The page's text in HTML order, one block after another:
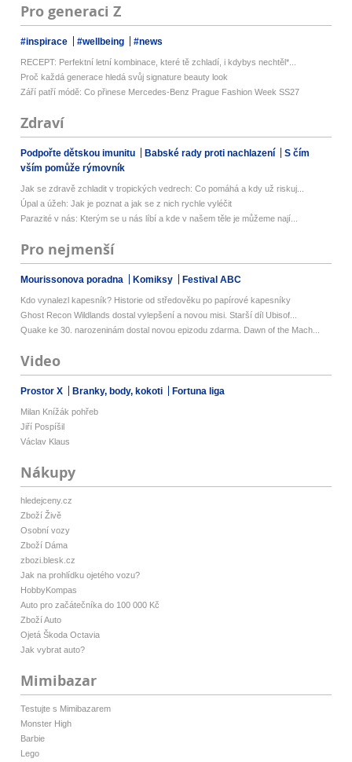
Pro generaci Z
#inspirace #wellbeing #news
RECEPT: Perfektní letní kombinace, které tě zchladí, i kdybys nechtěl*...
Proč každá generace hledá svůj signature beauty look
Září patří módě: Co přinese Mercedes-Benz Prague Fashion Week SS27
Zdraví
Podpořte dětskou imunitu Babské rady proti nachlazení
S čím
vším pomůže rýmovník
Jak se zdravě zchladit v tropických vedrech: Co pomáhá a kdy už riskuj...
Úpal a úžeh: Jak je poznat a jak se z nich rychle vyléčit
Parazité v nás: Kterým se u nás líbí a kde v našem těle je můžeme nají...
Pro nejmenší
Mourissonova poradna Komiksy Festival ABC
Kdo vynalezl kapesník? Historie od středověku po papírové kapesníky
Ghost Recon Wildlands dostal vylepšení a novou misi. Starší díl Ubisof...
Quake ke 30. narozeninám dostal novou epizodu zdarma. Dawn of the Mach...
Video
Prostor X Branky, body, kokoti Fortuna liga
Milan Knížák pohřeb
Jiří Pospíšil
Václav Klaus
Nákupy
hledejceny.cz
Zboží Živě
Osobní vozy
Zboží Dáma
zbozi.blesk.cz
Jak na prohlídku ojetého vozu?
HobbyKompas
Auto pro začátečníka do 100 000 Kč
Zboží Auto
Ojetá Škoda Octavia
Jak vybrat auto?
Mimibazar
Testujte s Mimibazarem
Monster High
Barbie
Lego